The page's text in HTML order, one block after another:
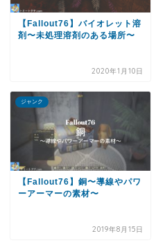
【Fallout76】バイオレット溶
剤〜未処理溶剤のある場所〜
2020年1月10日
ジャンク
【Fallout76】銅〜導線やパワ
ーアーマーの素材〜
2019年8月15日